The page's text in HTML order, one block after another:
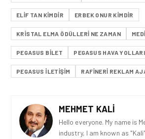
ELIF TAN KIMDIR ERBEK ONUR KIMDIR
KRISTAL ELMA ÖDÜLLERI NE ZAMAN
PEGASUS BILET PEGASUS HAVA
PEGASUS ILETIŞIM RAFINERI REKLAM
MEHMET KALI
Hello everyone. My name is
industry, I am known as